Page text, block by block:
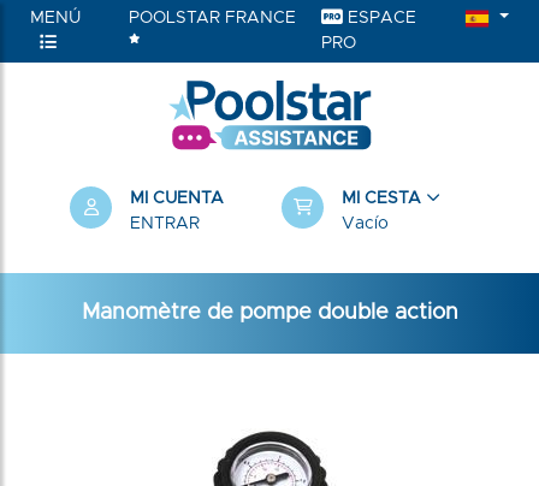
MENÚ POOLSTAR FRANCE
ESPACE
PRO
MI CUENTA
ENTRAR
MI CESTA
Vacío
Manomètre de pompe double action